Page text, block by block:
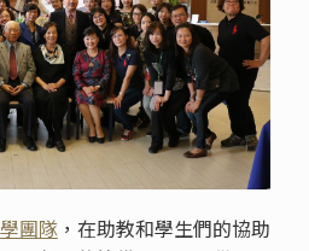
團隊，在助教和學生們的協助